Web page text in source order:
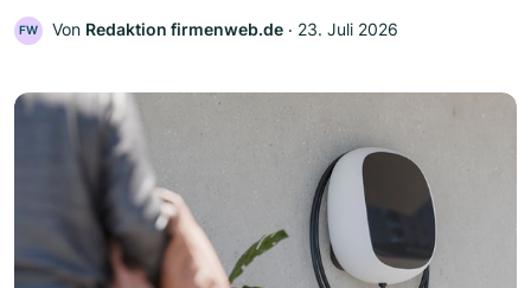
FW Von Redaktion firmenweb.de ‧ 23. Juli 2026